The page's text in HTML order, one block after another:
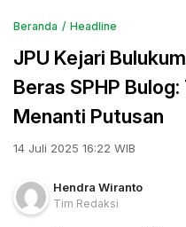
Beranda Headline
JPU Kejari
Beras SPHP
Menanti Putusan
14 Juli 2025 16:22 WIB
Hendra Wiranto
Tim Redaksi